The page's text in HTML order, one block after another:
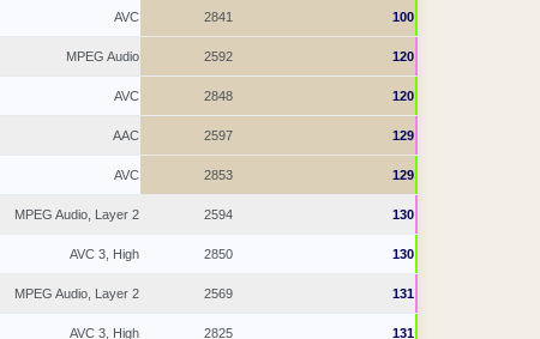
100
2841
AVC
120
2592
MPEG Audio
120
2848
AVC
129
2597
AAC
129
2853
AVC
130
2594
MPEG Audio, Layer 2
130
2850
AVC 3, High
131
2569
MPEG Audio, Layer 2
131
2825
AVC 3, High